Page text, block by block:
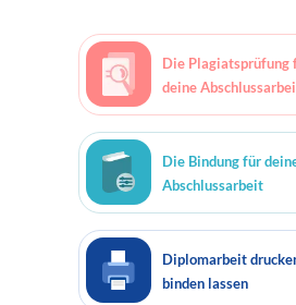
Die Plagiatsprüfung
deine
Die Bindung für
Abschlussarbeit
Diplomarbeit
binden lassen